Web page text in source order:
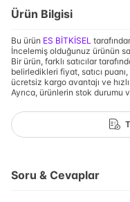
Ürün Bilgisi
Bu ürün ES BİTKİSEL
İncelemiş olduğunuz ürünün
Bir ürün, farklı satıcılar
belirledikleri fiyat, satıcı
ücretsiz kargo avantajı ve
Ayrıca, ürünlerin stok durumu
Soru & Cevaplar